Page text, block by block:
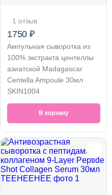
1 отзыв
1750 ₽
Ампульная сыворотка из
100% экстракта центеллы
азиатской Madagascar
Centella Ampoule 30мл
SKIN1004
В корзину